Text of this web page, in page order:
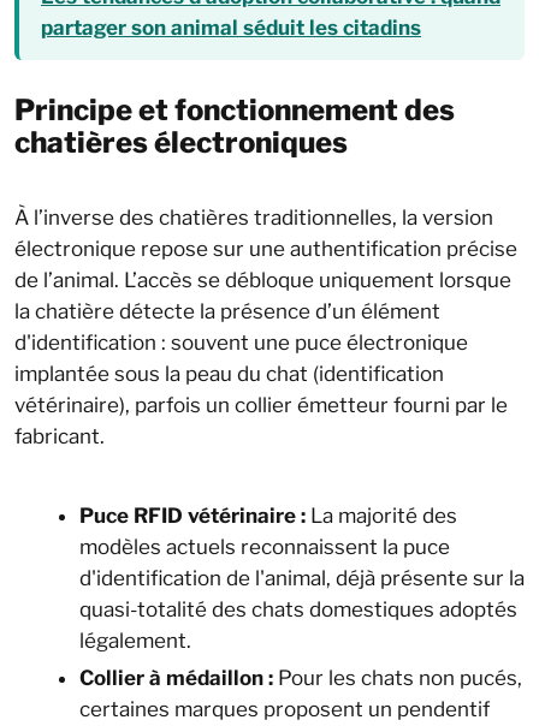
partager son animal séduit les citadins
Principe et fonctionnement des
chatières électroniques
À l’inverse des chatières traditionnelles, la version
électronique repose sur une authentification précise
de l’animal. L’accès se débloque uniquement lorsque
la chatière détecte la présence d’un élément
d'identification : souvent une puce électronique
implantée sous la peau du chat (identification
vétérinaire), parfois un collier émetteur fourni par le
fabricant.
Puce RFID vétérinaire : La majorité des
modèles actuels reconnaissent la puce
d'identification de l'animal, déjà présente sur la
quasi-totalité des chats domestiques adoptés
légalement.
Collier à médaillon : Pour les chats non pucés,
certaines marques proposent un pendentif